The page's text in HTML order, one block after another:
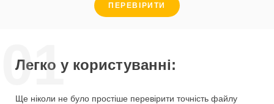
ПЕРЕВІРИТИ
01
Легко у користуванні:
Ще ніколи не було простіше перевірити точність файлу